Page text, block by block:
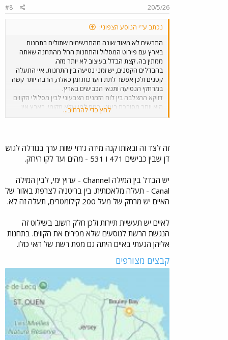
זה מודל קיים שאפשר לאמץ אותו באזורים שצריכים ריבוי קווים
לא תדירים ליעדים כפריים מחד, אך צריכים שירות עירוני טוב
בין שתי נקודות ראשיות האידך.
20/5/26
#8
נכתב ע"י הנוסע הצפוני:
התרשים לא מאוד שונה מהתרשימים שתולים בתחנות
בארץ עם פירוט המסלול והתחנות החל מהתחנה שאתה
ממתין בה. קצת הבדל בעיצוב לא יותר מזה.
בהבדלים הקטנים, יש זמני נסיעה בין התחנות. איי התעלה
קטנים ולכן אפשר לתת הערכות זמן כאלה, הרבה יותר קשה
במרחקי הנסיעה ותנאי הכבישים בארץ.
דווקא ההצלבה בין לוח הזמנים הצבעוני לבין מסלולי הקווים
היא יותר מסובכת בעיני, בטח למי שלא מקומי. בארץ אין
צורך בזה, פשוט בודקים באפליקציה...הרבה יותר פשוט.
לחץ כדי להרחיב...
זה לצד זה ובאותו קנה מידה ג'רזי שוות ערך בגודלה לגוש
דן שבין כבישים 471 ו 531 - מהים ועד לקו הירוק.
יש הבדל בין המילה Channel - ערוץ ימי, לבין המילה
Canal - תעלה מלאכותית. בין בריטניה לצרפת באזור של
האיים יש מרחק של מעל 200 קילומטרים, תעלה זה לא.
לאיים יש תעשיית תיירות ולכן חלק חשוב בשילוט זה
הנגשת הרשת לנוסעים שלא מכירים את הקווים. בתחנות
אליהן הגעתי באיים היתה גם מפת רשת של האי כולו.
קבצים מצורפים